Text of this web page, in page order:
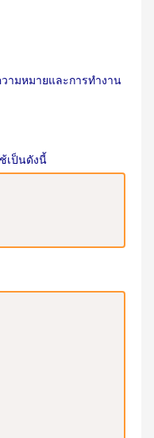
ามหมายและการทำงาน
เป็นดังนี้